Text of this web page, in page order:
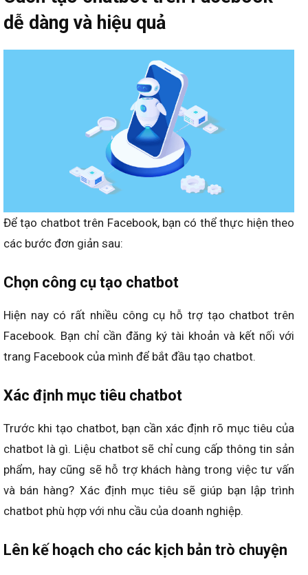
dễ dàng và hiệu quả
Để tạo chatbot trên Facebook, bạn có thể thực hiện theo
các bước đơn giản sau:
Chọn công cụ tạo chatbot
Hiện nay có rất nhiều công cụ hỗ trợ tạo chatbot trên
Facebook. Bạn chỉ cần đăng ký tài khoản và kết nối với
trang Facebook của mình để bắt đầu tạo chatbot.
Xác định mục tiêu chatbot
Trước khi tạo chatbot, bạn cần xác định rõ mục tiêu của
chatbot là gì. Liệu chatbot sẽ chỉ cung cấp thông tin sản
phẩm, hay cũng sẽ hỗ trợ khách hàng trong việc tư vấn
và bán hàng? Xác định mục tiêu sẽ giúp bạn lập trình
chatbot phù hợp với nhu cầu của doanh nghiệp.
Lên kế hoạch cho các kịch bản trò chuyện